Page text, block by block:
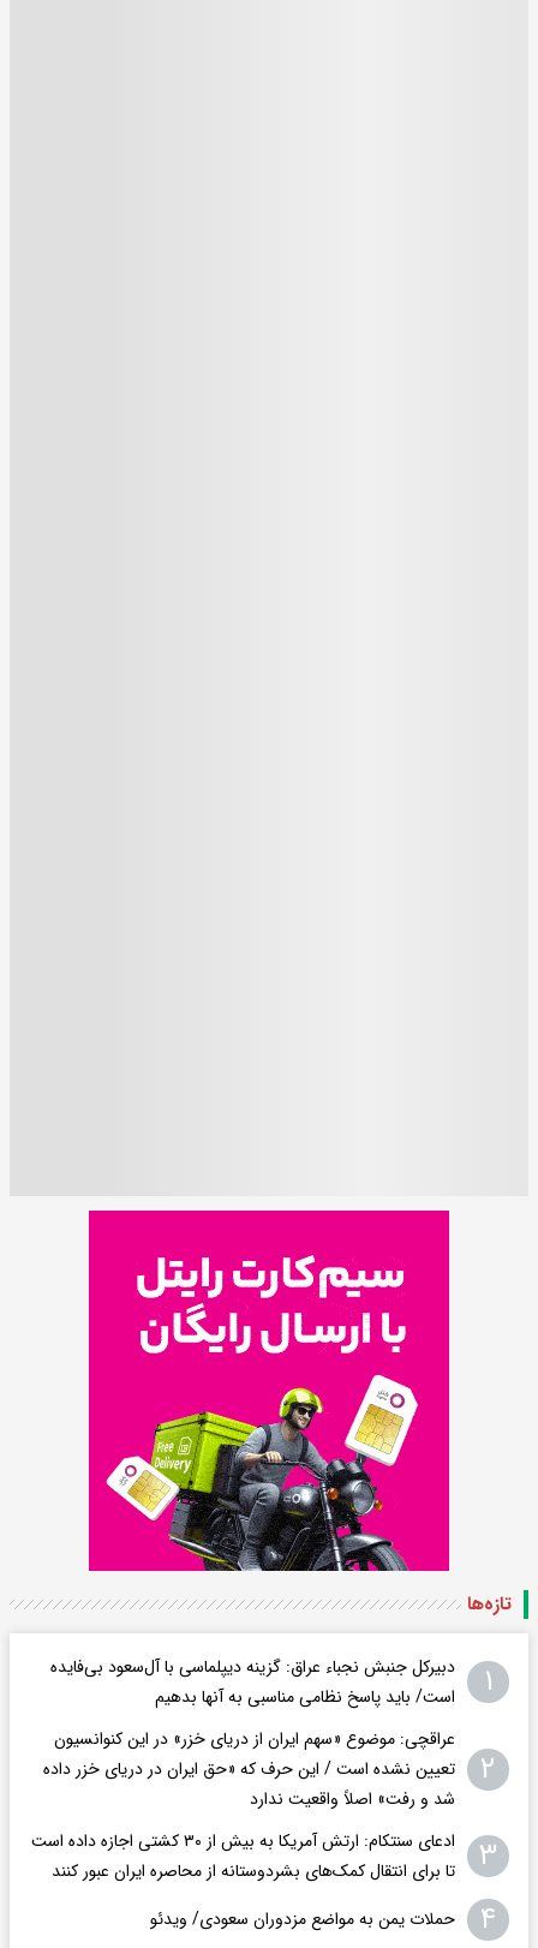
تازه‌ها
۱
دبیرکل جنبش نجباء عراق: گزینه دیپلماسی با آل‌سعود بی‌فایده
است/ باید پاسخ نظامی مناسبی به آنها بدهیم
۲
عراقچی: موضوع «سهم ایران از دریای خزر» در این کنوانسیون
تعیین نشده است / این حرف که «حق ایران در دریای خزر داده
شد و رفت» اصلاً واقعیت ندارد
۳
ادعای سنتکام: ارتش آمریکا به بیش از ۳۰ کشتی اجازه داده است
تا برای انتقال کمک‌های بشردوستانه از محاصره ایران عبور کنند
۴ حملات یمن به مواضع مزدوران سعودی/ ویدئو